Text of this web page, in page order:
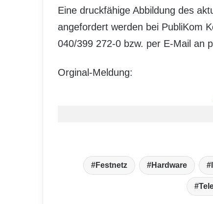
Eine druckfähige Abbildung des
angefordert werden bei PubliKom
040/399 272-0 bzw. per E-Mail an
Orginal-Meldung:
Festnetz Hardware